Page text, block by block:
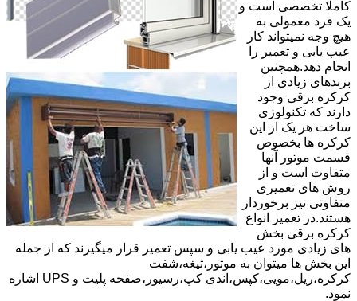
کاملا تخصصی است و
یک فرد معمولی به
هیچ وجه نمیتواند کار
عیب یابی و تعمیر را
انجام دهد.همچنین
برندهای زیادی از
کرکره برقی وجود
دارند که تکنولوژی
ساخت هر یک از این
کرکره ها بخصوص
قسمت موتور آنها
متفاوت است و از
روش های تعمیری
متفاوتی نیز برخوردار
هستند.در تعمیر انواع
کرکره برقی بخش
های زیادی مورد عیب یابی و سپس تعمیر قرار میگیرند که از جمله
این بخش ها میتوان به موتور،تیغه،شفت
کرکره،ریل،مویی،کپس،اندی کپ،رسیور،صفحه پلیت و UPS اشاره
نمود.